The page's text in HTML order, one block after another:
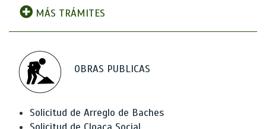
MÁS TRÁMITES
OBRAS PUBLICAS
Solicitud de Arreglo de Baches